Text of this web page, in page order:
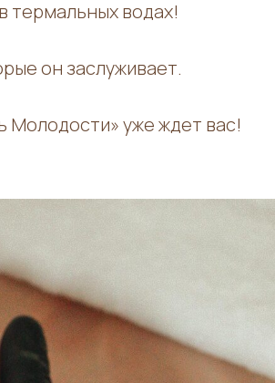
термальных водах!
он заслуживает.
Молодости» уже ждет вас!